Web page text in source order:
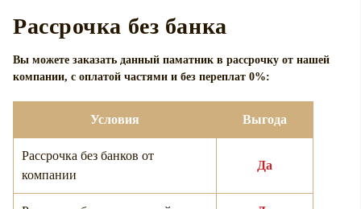
Рассрочка без банка
Вы можете заказать данный паматник в рассрочку от нашей
компании, с оплатой частями и без переплат 0%:
Условия Выгода
Рассрочка без банков от
компании
Да